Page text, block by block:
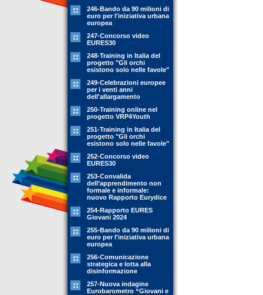
246-Bando da 90 milioni di
euro per l'iniziativa urbana
europea
247-Concorso video
EURES30
248-Training in Italia del
progetto "Gli orchi
esistono solo nelle favole"
249-Celebrazioni europee
per i venti anni
dell'allargamento
250-Training online nel
progetto VRP4Youth
251-Training in Italia del
progetto "Gli orchi
esistono solo nelle favole"
252-Concorso video
EURES30
253-Convalida
dell’apprendimento non
formale e informale:
nuovo Rapporto Eurydice
254-Rapporto EURES
Giovani 2024
255-Bando da 90 milioni di
euro per l'iniziativa urbana
europea
256-Comunicazione
strategica e lotta alla
disinformazione
257-Nuova indagine
Eurobarometro “Giovani e